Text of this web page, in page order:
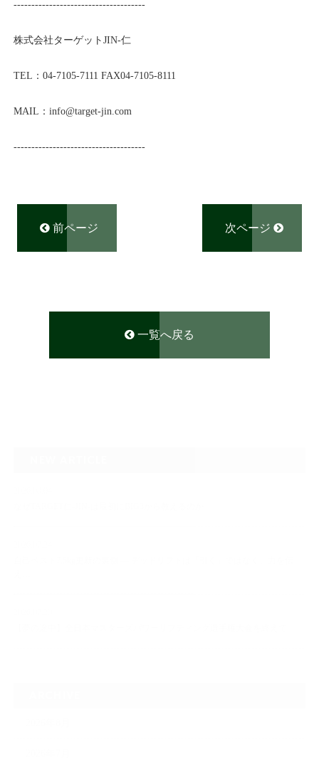
-------------------------------------
株式会社ターゲットJIN-仁
TEL：04-7105-7111 FAX04-7105-8111
MAIL：info@target-jin.com
-------------------------------------
前ページ 次ページ
一覧へ戻る